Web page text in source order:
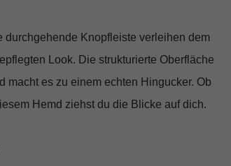
durchgehende Knopfleiste verleihen dem
Look. Die strukturierte Oberfläche
macht es zu einem echten Hingucker. Ob
Hemd ziehst du die Blicke auf dich.